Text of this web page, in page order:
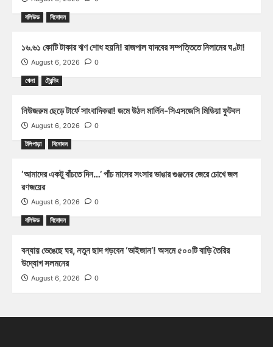
বলিউড বিনোদন
১৬.৬১ কোটি টাকার ঋণ শোধ হয়নি! রাজপাল যাদবের সম্পত্তিতে নিলামের ঘণ্টা!
August 6, 2026 0
খেলা ট্রেন্ডিং
নিউজরুম ছেড়ে টার্ফে সাংবাদিকরা! জমে উঠল মার্লিন-সিএসজেসি মিডিয়া ফুটবল
August 6, 2026 0
টলিপাড়া বিনোদন
‘আমাদের একটু বাঁচতে দিন…’ পাঁচ মাসের সংসার ভাঙার গুঞ্জনের জেরে চোখে জল
রণজয়ের
August 6, 2026 0
বলিউড বিনোদন
বন্যায় ভেঙেছে ঘর, নতুন ছাদ গড়বেন ‘ভাইজান’! অসমে ৫০০টি বাড়ি তৈরির
উদ্যোগ সলমনের
August 6, 2026 0